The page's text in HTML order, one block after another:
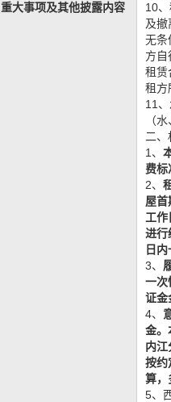
重大事项及其他披露内容
10
及撤
无条
方自
租赁
租方
11
（
二
1、
费标
2、
屋首
工作
进行
日
3、
一次
证金
4、
金。
内江
按约
算，
5、